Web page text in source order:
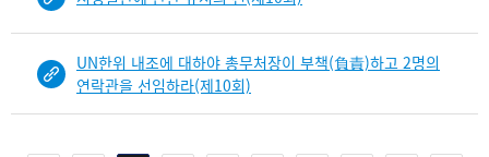
UN한위 내조에 대하야 총무처장이 부책(負責)하고 2명의
연락관을 선임하라(제10회)